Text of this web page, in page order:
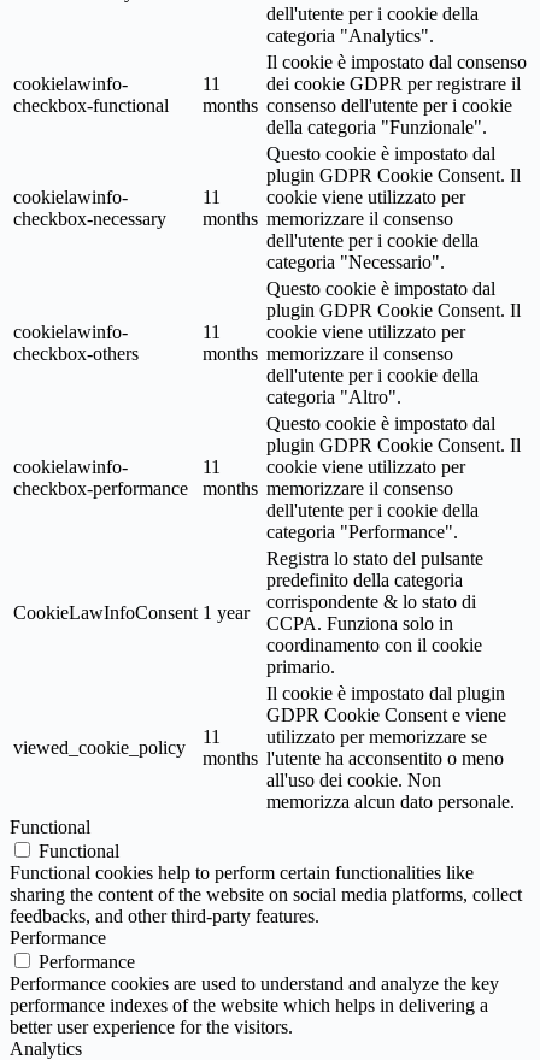
dell'utente per i cookie della
categoria "Analytics".
cookielawinfo-
checkbox-functional
11
months
Il cookie è impostato dal consenso
dei cookie GDPR per registrare il
consenso dell'utente per i cookie
della categoria "Funzionale".
cookielawinfo-
checkbox-necessary
11
months
Questo cookie è impostato dal
plugin GDPR Cookie Consent. Il
cookie viene utilizzato per
memorizzare il consenso
dell'utente per i cookie della
categoria "Necessario".
cookielawinfo-
checkbox-others
11
months
Questo cookie è impostato dal
plugin GDPR Cookie Consent. Il
cookie viene utilizzato per
memorizzare il consenso
dell'utente per i cookie della
categoria "Altro".
cookielawinfo-
checkbox-performance
11
months
Questo cookie è impostato dal
plugin GDPR Cookie Consent. Il
cookie viene utilizzato per
memorizzare il consenso
dell'utente per i cookie della
categoria "Performance".
CookieLawInfoConsent 1 year
Registra lo stato del pulsante
predefinito della categoria
corrispondente & lo stato di
CCPA. Funziona solo in
coordinamento con il cookie
primario.
viewed_cookie_policy
11
months
Il cookie è impostato dal plugin
GDPR Cookie Consent e viene
utilizzato per memorizzare se
l'utente ha acconsentito o meno
all'uso dei cookie. Non
memorizza alcun dato personale.
Functional
Functional
Functional cookies help to perform certain functionalities like
sharing the content of the website on social media platforms, collect
feedbacks, and other third-party features.
Performance
Performance
Performance cookies are used to understand and analyze the key
performance indexes of the website which helps in delivering a
better user experience for the visitors.
Analytics